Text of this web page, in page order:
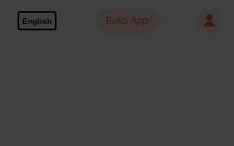
English Buka App